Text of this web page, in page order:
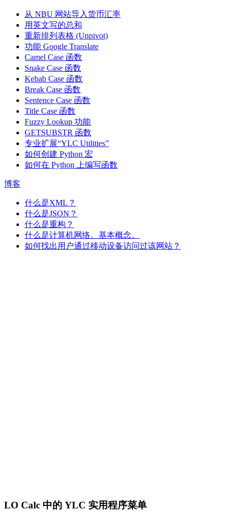
从 NBU 网站导入货币汇率
用英文写的总和
重新排列表格 (Unpivot)
功能 Google Translate
Camel Case 函数
Snake Case 函数
Kebab Case 函数
Break Case 函数
Sentence Case 函数
Title Case 函数
Fuzzy Lookup 功能
GETSUBSTR 函数
专业扩展“YLC Utilities”
如何创建 Python 宏
如何在 Python 上编写函数
博客
什么是XML？
什么是JSON？
什么是重构？
什么是计算机网络。基本概念。
如何找出用户通过移动设备访问过该网站？
LO Calc 中的 YLC 实用程序菜单